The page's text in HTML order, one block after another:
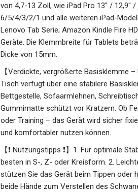
von 4,7-13 Zoll, wie iPad Pro 13" / 12,9"
6/5/4/3/2/1 und alle weiteren iPad-
Lenovo Tab Serie; Amazon Kindle Fire
Geräte. Die Klemmbreite für Tablets
Dicke von 15mm.
【Verdickte, vergrößerte Basisklemme
Tisch verfügt über eine stabilere
Bettgestelle, Sofaarmlehnen,
Gummimatte schützt vor Kratzern. Ob
oder Training – das Gerät wird sicher
und komfortabler nutzen können.
【❗️ Nutzungstipps ❗️】1. Für optimale
besten in S-, Z- oder Kreisform. 2.
stützen Sie das Gerät beim Tippen oder
beide Hände zum Verstellen des